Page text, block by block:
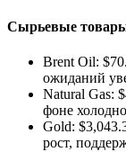
Сырьевые
Brent Oil:
ожиданий
Natural Gas:
фоне
Gold:
рост,